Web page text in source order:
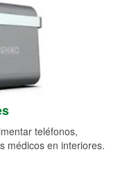
teléfonos,
médicos en interiores.